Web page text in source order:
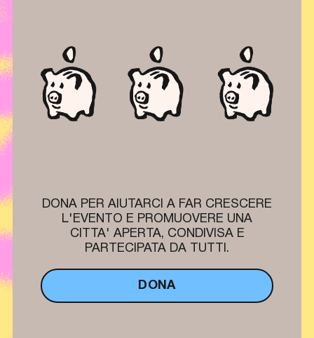
DONA PER AIUTARCI A FAR CRESCERE
L'EVENTO E PROMUOVERE UNA
CITTA' APERTA, CONDIVISA E
PARTECIPATA DA TUTTI.
DONA